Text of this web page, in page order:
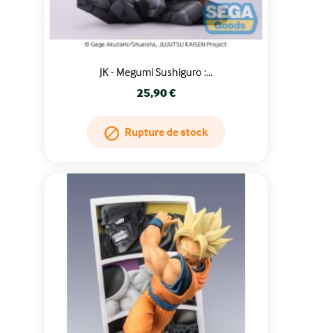
JK - Megumi Sushiguro :...
Prix
25,90 €
Rupture de stock